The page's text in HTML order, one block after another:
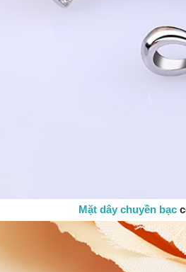
Mặt dây chuyền bạc